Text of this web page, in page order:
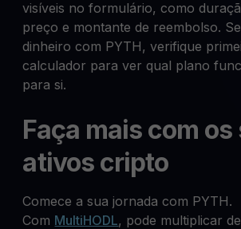
visíveis no formulário, como
preço e montante de reembolso.
dinheiro com PYTH, verifique
calculador para ver qual plano
para si.
Faça mais com os
ativos cripto
Comece a sua jornada com PYTH.
Com MultiHODL, pode multiplicar